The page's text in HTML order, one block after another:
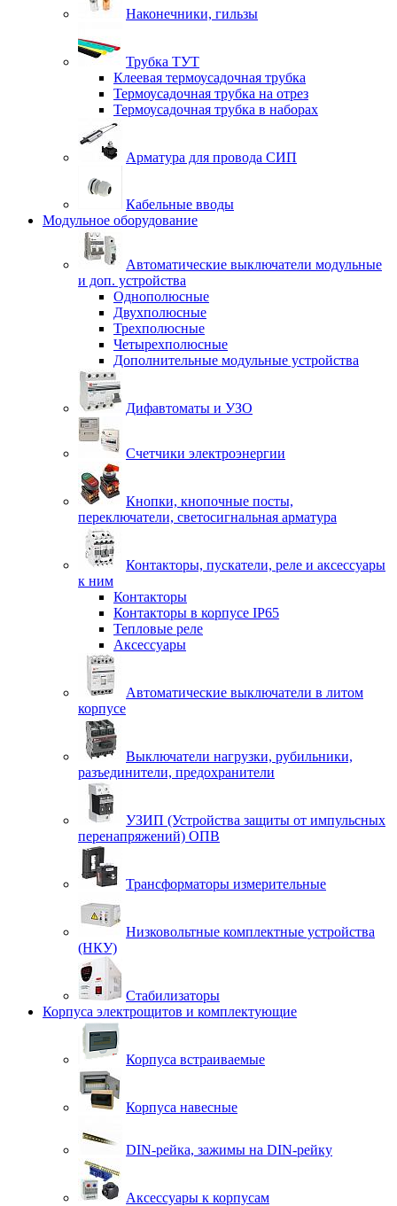
Наконечники, гильзы
Трубка ТУТ
Клеевая термоусадочная трубка
Термоусадочная трубка на отрез
Термоусадочная трубка в наборах
Арматура для провода СИП
Кабельные вводы
Модульное оборудование
Автоматические выключатели модульные
и доп. устройства
Однополюсные
Двухполюсные
Трехполюсные
Четырехполюсные
Дополнительные модульные устройства
Дифавтоматы и УЗО
Счетчики электроэнергии
Кнопки, кнопочные посты,
переключатели, светосигнальная арматура
Контакторы, пускатели, реле и аксессуары
к ним
Контакторы
Контакторы в корпусе IP65
Тепловые реле
Аксессуары
Автоматические выключатели в литом
корпусе
Выключатели нагрузки, рубильники,
разъединители, предохранители
УЗИП (Устройства защиты от импульсных
перенапряжений) ОПВ
Трансформаторы измерительные
Низковольтные комплектные устройства
(НКУ)
Стабилизаторы
Корпуса электрощитов и комплектующие
Корпуса встраиваемые
Корпуса навесные
DIN-рейка, зажимы на DIN-рейку
Аксессуары к корпусам